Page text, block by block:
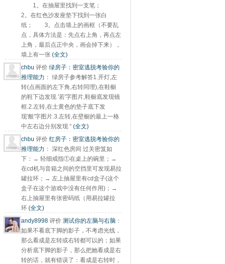
1。在抽屉里找到一支笔；
2。在红色沙发座垫下找到一张白
纸； 3。点击墙上的画框（不要乱
点，具体方法是：先点右上角，再点左
上角，最后点正中央，画会掉下来），
墙上有一张(全文)
chbu 评价 绿房子：密室逃脱考验你的
推理能力 ： 绿房子参考解答1.开灯,左
转(点画面的左下角,右转同理),在鞋橱
的鞋下边发现 '若'字图片,鞋橱底发现镜
框.2.左转,在土黄色的垫子底下发
现'般'字图片.3.左转,在壁橱的最上一格
中左右边分别发现 “(全文)
chbu 评价 红房子：密室逃脱考验你的
推理能力 ： 深红色房间 过关密笈如
下：→ 轻细戒指①在桌上的碗里；→
在cd机与音箱之间的空挡里可发现易拉
罐拉环；→ 左上抽屉里有cd盒子(这个
盒子在这个游戏中没有任何作用)；→
右上抽屉里有张密码纸（用易拉罐拉
环(全文)
andy8998评价 测试你的左脑与右脑 ：
如果不看底下脚的影子，不考虑光线，
那么看成是左转或右转都可以的；如果
分析底下脚的影子，那么把她看成是右
转的话，就有错误了：看成是右转时，